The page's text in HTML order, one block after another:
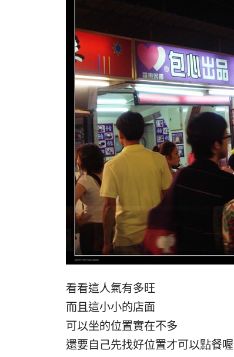
看看這人氣有多旺
而且這小小的店面
可以坐的位置實在不多
還要自己先找好位置才可以點餐喔